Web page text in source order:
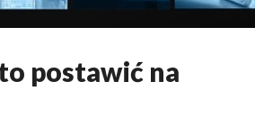
postawić na